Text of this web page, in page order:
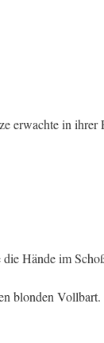
erwachte in ihrer
Hände im
blonden